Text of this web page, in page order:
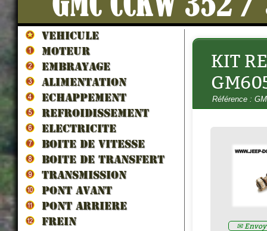
VEHICULE
MOTEUR
EMBRAYAGE
ALIMENTATION
ECHAPPEMENT
REFROIDISSEMENT
ELECTRICITE
BOITE DE VITESSE
BOITE DE TRANSFERT
TRANSMISSION
PONT AVANT
PONT ARRIERE
FREIN
KIT
Référence :
✉
GRAISSE NLGI 2 CARTOUCHE
- 1228257BP